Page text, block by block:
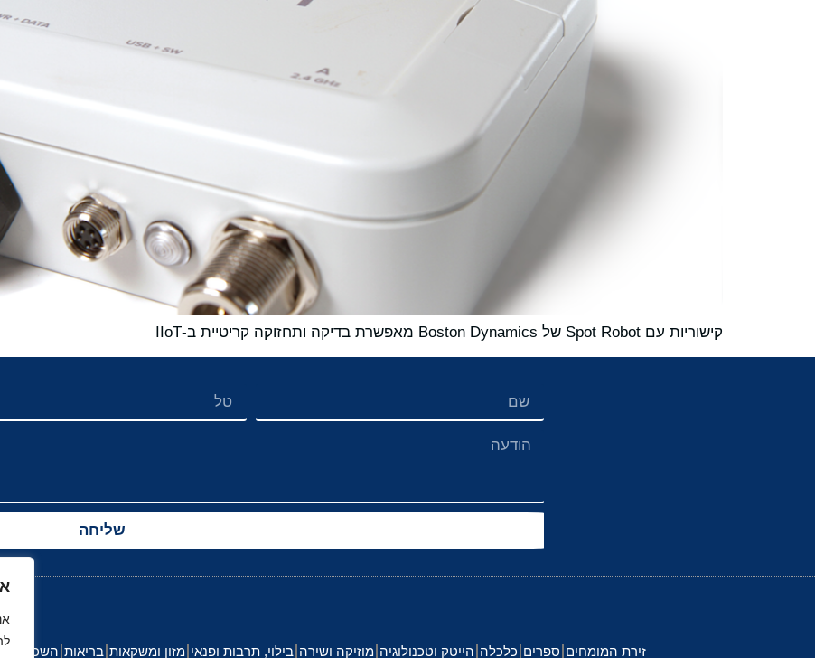
קישוריות עם Spot Robot של Boston Dynamics מאפשרת בדיקה ותחזוקה קריטיית ב-IIoT
שליחה
זירת המומחים ספרים כלכלה הייטק וטכנולוגיה מוזיקה ושירה בילוי, תרבות ופנאי מזון ומשקאות בריאות השכלה